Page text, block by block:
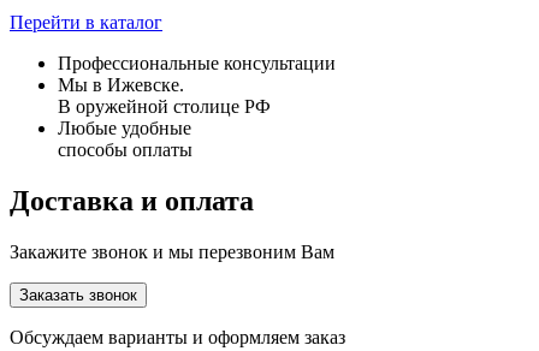
Перейти в каталог
Профессиональные консультации
Мы в Ижевске.
В оружейной столице РФ
Любые удобные
способы оплаты
Доставка и оплата
Закажите звонок и мы перезвоним Вам
Заказать звонок
Обсуждаем варианты и оформляем заказ